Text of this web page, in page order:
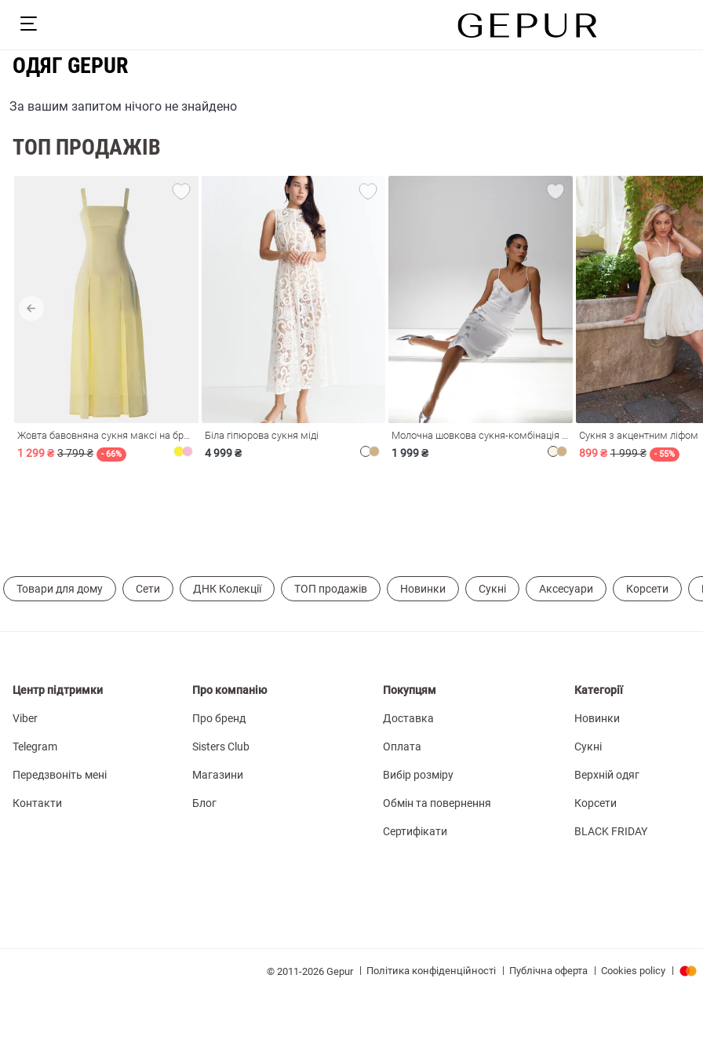
На
ОДЯГ GEPUR
За вашим запитом нічого не знайдено
ТОП ПРОДАЖІВ
1 299 ₴ 3 799 ₴ - 66%
Біла гіпюрова сукня міді
4 999 ₴ 1 999 ₴
Сукня з акцентним ліфом
899 ₴ 1 999 ₴ - 55%
Товари для дому Сети ДНК Колекції ТОП продажів Новинки Сукні Аксесуари Корсети
Центр підтримки
Viber
Telegram
Передзвоніть мені
Контакти
Про компанію
Про бренд
Sisters Club
Магазини
Блог
Покупцям
Доставка
Оплата
Вибір розміру
Обмін та повернення
Сертифікати
Категорії
Новинки
Сукні
Верхній одяг
Корсети
BLACK FRIDAY
© 2011-2026 Gepur | Політика конфіденційності | Публічна оферта | Cookies policy |